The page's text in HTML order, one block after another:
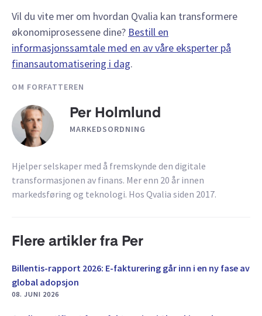
Vil du vite mer om hvordan Qvalia kan transformere
økonomiprosessene dine? Bestill en
informasjonssamtale med en av våre eksperter på
finansautomatisering i dag.
OM FORFATTEREN
Per Holmlund
MARKEDSORDNING
Hjelper selskaper med å fremskynde den digitale
transformasjonen av finans. Mer enn 20 år innen
markedsføring og teknologi. Hos Qvalia siden 2017.
Flere artikler fra Per
Billentis-rapport 2026: E-fakturering går inn i en ny fase av
global adopsjon
08. JUNI 2026